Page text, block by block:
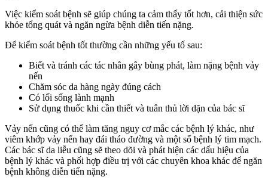
Việc kiểm soát bệnh sẽ giúp chúng ta cảm thấy tốt hơn, cải thiện sức
khỏe tổng quát và ngăn ngừa bệnh diễn tiến nặng.
Để kiểm soát bệnh tốt thường cần những yếu tố sau:
Biết và tránh các tác nhân gây bùng phát, làm nặng bệnh vảy
nến
Chăm sóc da hàng ngày đúng cách
Có lối sống lành mạnh
Sử dụng thuốc khi cần thiết và tuân thủ lời dặn của bác sĩ
Vảy nến cũng có thể làm tăng nguy cơ mắc các bệnh lý khác, như
viêm khớp vảy nến hay đái tháo đường và một số bệnh lý tim mạch.
Các bác sĩ da liễu cũng sẽ theo dõi và phát hiện các dấu hiệu của
bệnh lý khác và phối hợp điều trị với các chuyên khoa khác để ngăn
bệnh không diễn tiến nặng.